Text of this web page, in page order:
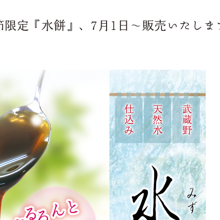
限定『水餅』、7月1日～販売いたしま